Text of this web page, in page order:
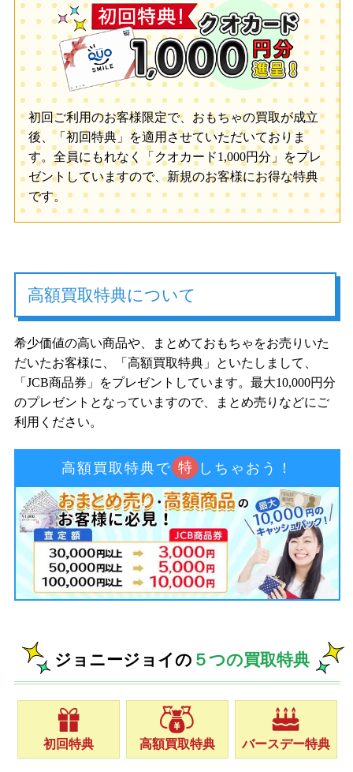
初回ご利用のお客様限定で、おもちゃの買取が成立
後、「初回特典」を適用させていただいておりま
す。全員にもれなく「クオカード1,000円分」をプレ
ゼントしていますので、新規のお客様にお得な特典
です。
高額買取特典について
希少価値の高い商品や、まとめておもちゃをお売りいた
だいたお客様に、「高額買取特典」といたしまして、
「JCB商品券」をプレゼントしています。最大10,000円分
のプレゼントとなっていますので、まとめ売りなどにご
利用ください。
高額買取特典で 特 しちゃおう！
ジョニージョイの ５つの買取特典
初回特典 高額買取特典 バースデー特典